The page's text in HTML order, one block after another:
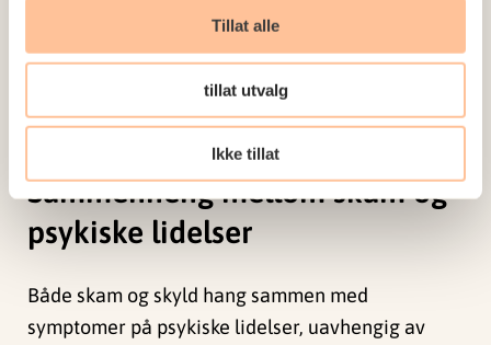
Tillat alle
tillat utvalg
Ikke tillat
med andre ord også høy grad av skyld og skam
som følge av alle typer vold. Selv om betydningen
av kjønn besto når man justerte for andre
faktorer, var betydningen gjennomgående lav.
Sammenheng mellom skam og
psykiske lidelser
Både skam og skyld hang sammen med
symptomer på psykiske lidelser, uavhengig av